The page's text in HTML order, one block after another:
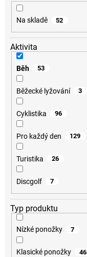
Na skladě 52
Aktivita
Běh 53
Běžecké lyžování 3
Cyklistika 96
Pro každý den 129
Turistika 26
Discgolf 7
Typ produktu
Nízké ponožky 7
Klasické ponožky 46